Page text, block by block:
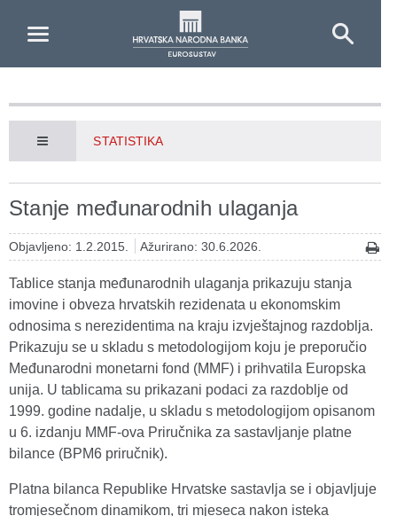
STATISTIKA
Stanje međunarodnih ulaganja
Objavljeno: 1.2.2015. Ažurirano: 30.6.2026.
Tablice stanja međunarodnih ulaganja prikazuju stanja
imovine i obveza hrvatskih rezidenata u ekonomskim
odnosima s nerezidentima na kraju izvještajnog razdoblja.
Prikazuju se u skladu s metodologijom koju je preporučio
Međunarodni monetarni fond (MMF) i prihvatila Europska
unija. U tablicama su prikazani podaci za razdoblje od
1999. godine nadalje, u skladu s metodologijom opisanom
u 6. izdanju MMF-ova Priručnika za sastavljanje platne
bilance (BPM6 priručnik).
Platna bilanca Republike Hrvatske sastavlja se i objavljuje
tromjesečnom dinamikom, tri mjeseca nakon isteka